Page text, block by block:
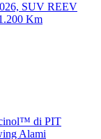
SUV REEV
Km